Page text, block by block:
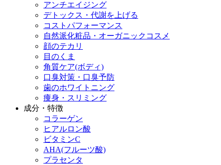
アンチエイジング
デトックス・代謝を上げる
コストパフォーマンス
自然派化粧品・オーガニックコスメ
顔のテカリ
目のくま
角質ケア(ボディ)
口臭対策・口臭予防
歯のホワイトニング
痩身・スリミング
成分・特徴
コラーゲン
ヒアルロン酸
ビタミンC
AHA(フルーツ酸)
プラセンタ